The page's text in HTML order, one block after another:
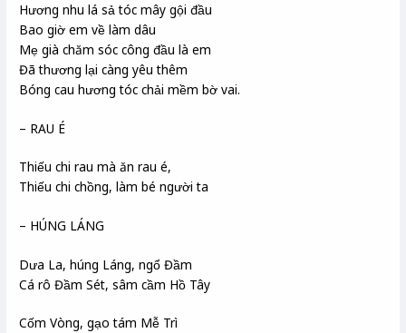
Hương nhu lá sả tóc mây gội đầu
Bao giờ em về làm dâu
Mẹ già chăm sóc công đầu là em
Đã thương lại càng yêu thêm
Bóng cau hương tóc chải mềm bờ vai.
– RAU É
Thiếu chi rau mà ăn rau é,
Thiếu chi chồng, làm bé người ta
– HÚNG LÁNG
Dưa La, húng Láng, ngổ Đầm
Cá rô Đầm Sét, sâm cầm Hồ Tây
Cốm Vòng, gạo tám Mễ Trì